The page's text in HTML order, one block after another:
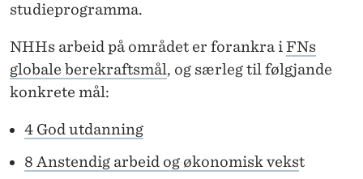
studieprogramma.
NHHs arbeid på området er forankra iFNs
globale berekraftsmål, og særleg til følgjande
konkrete mål:
4 God utdanning
8 Anstendig arbeid og økonomisk vekst